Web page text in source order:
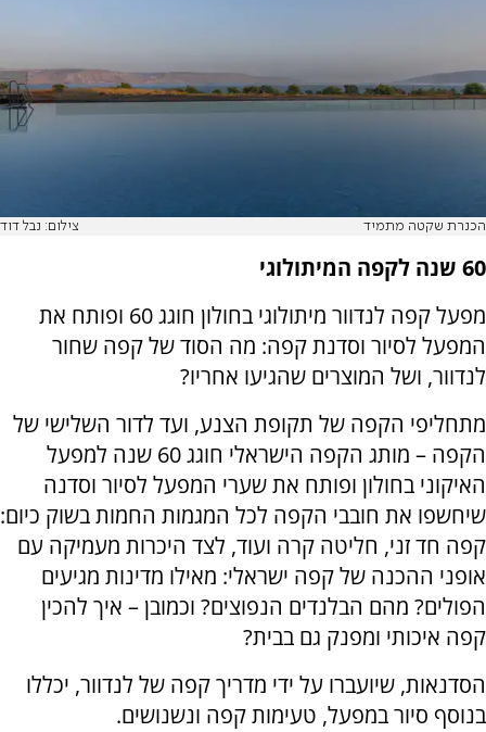
הכנרת שקטה מתמיד צילום: נבל דוד
60 שנה לקפה המיתולוגי
מפעל קפה לנדוור מיתולוגי בחולון חוגג 60 ופותח את
המפעל לסיור וסדנת קפה: מה הסוד של קפה שחור
לנדוור, ושל המוצרים שהגיעו אחריו?
מתחליפי הקפה של תקופת הצנע, ועד לדור השלישי של
הקפה – מותג הקפה הישראלי חוגג 60 שנה למפעל
האיקוני בחולון ופותח את שערי המפעל לסיור וסדנה
שיחשפו את חובבי הקפה לכל המגמות החמות בשוק כיום:
קפה חד זני, חליטה קרה ועוד, לצד היכרות מעמיקה עם
אופני ההכנה של קפה ישראלי: מאילו מדינות מגיעים
הפולים? מהם הבלנדים הנפוצים? וכמובן – איך להכין
קפה איכותי ומפנק גם בבית?
הסדנאות, שיועברו על ידי מדריך קפה של לנדוור, יכללו
בנוסף סיור במפעל, טעימות קפה ונשנושים.